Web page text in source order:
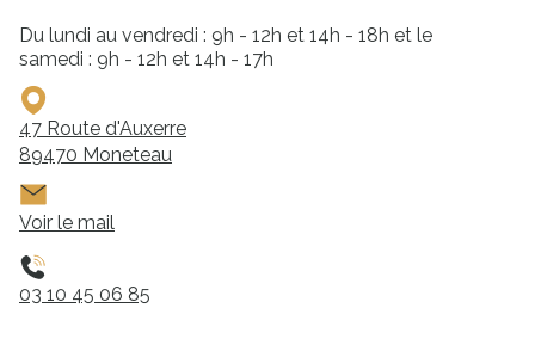
Du lundi au vendredi : 9h - 12h et 14h - 18h et le
samedi : 9h - 12h et 14h - 17h
47 Route d'Auxerre
89470 Moneteau
Voir le mail
03 10 45 06 85